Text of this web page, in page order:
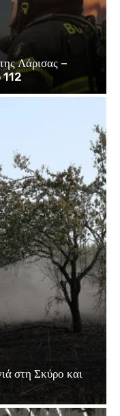
Λάρισας –
112
στη Σκύρο και